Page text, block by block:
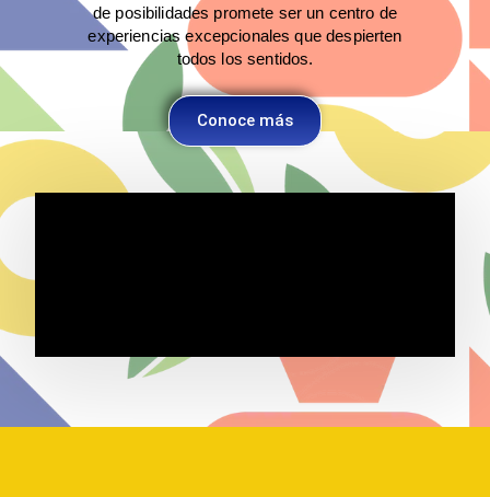
de posibilidades promete ser un centro de
experiencias excepcionales que despierten
todos los sentidos.
Conoce más